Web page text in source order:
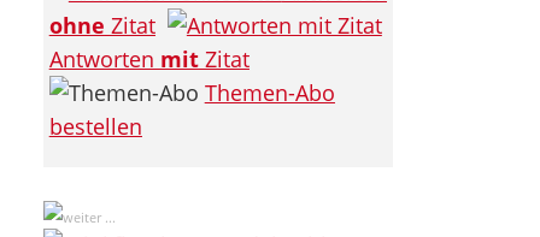
ohne Zitat
Antworten mitZitat
Themen-Abo
bestellen